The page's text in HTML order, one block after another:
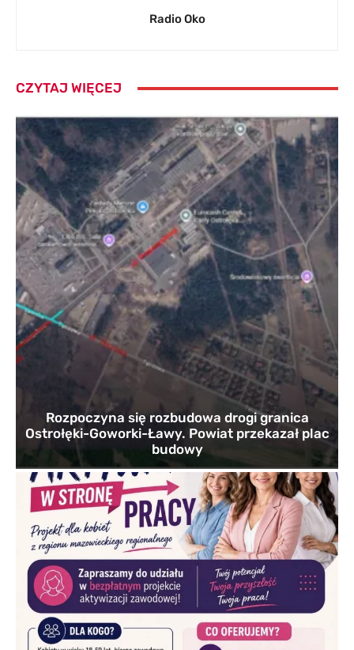
Radio Oko
CZYTAJ WIĘCEJ
Rozpoczyna się rozbudowa drogi granica
Ostrołęki-Goworki-Ławy. Powiat przekazał plac
budowy